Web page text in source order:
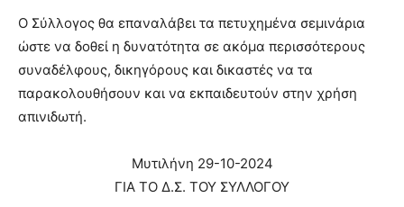
Ο Σύλλογος θα επαναλάβει τα πετυχημένα σεμινάρια
ώστε να δοθεί η δυνατότητα σε ακόμα περισσότερους
συναδέλφους, δικηγόρους και δικαστές να τα
παρακολουθήσουν και να εκπαιδευτούν στην χρήση
απινιδωτή.
Μυτιλήνη 29-10-2024
ΓΙΑ ΤΟ Δ.Σ. ΤΟΥ ΣΥΛΛΟΓΟΥ